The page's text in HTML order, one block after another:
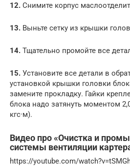
12. Снимите корпус
13. Выньте сетку из крышки
14. Тщательно промойте все
15. Установите все детали в
установкой крышки головки
замените прокладку. Гайки
блока надо затянуть моментом
кгс·м).
Видео про «Очистка и
системы вентиляции
https://youtube.com/